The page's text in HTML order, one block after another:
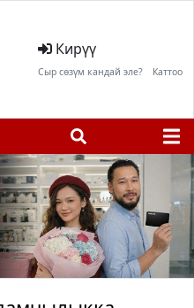
Кирүү
Сыр сөзүм кандай эле? Каттоо